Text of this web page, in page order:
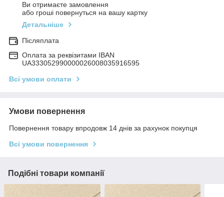
Ви отримаєте замовлення
або гроші повернуться на вашу картку
Детальніше
Післяплата
Оплата за реквізитами IBAN
UA333052990000026008035916595
Всі умови оплати
Умови повернення
Повернення товару впродовж 14 днів за рахунок покупця
Всі умови повернення
Подібні товари компанії